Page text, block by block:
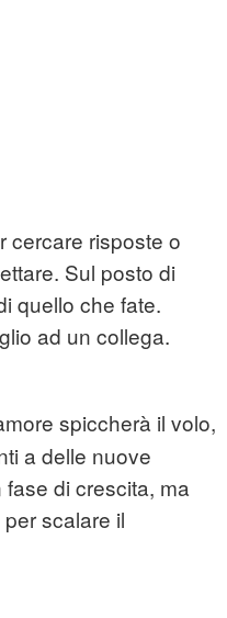
cercare risposte o
Sul posto di
quello che fate.
ad un collega.
spiccherà il volo,
a delle nuove
di crescita, ma
scalare il